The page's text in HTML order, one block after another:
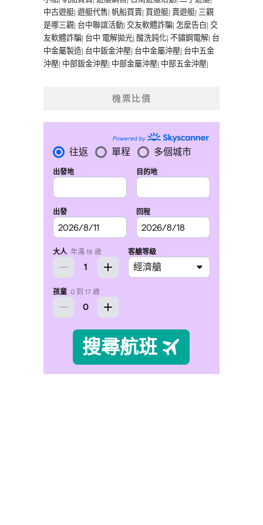
中古遊艇| 遊艇代售| 帆船買賣| 買遊艇| 賣遊艇| 三觀
是哪三觀| 台中聯誼活動| 交友軟體詐騙| 怎麼告白| 交
友軟體詐騙| 台中 電解拋光| 酸洗鈍化| 不鏽鋼電解| 台
中金屬製造| 台中鈑金沖壓| 台中金屬沖壓| 台中五金
沖壓| 中部鈑金沖壓| 中部金屬沖壓| 中部五金沖壓|
機票比價